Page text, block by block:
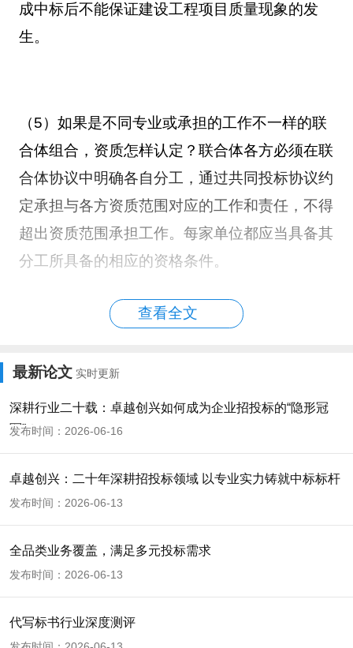
成中标后不能保证建设工程项目质量现象的发
生。
（5）如果是不同专业或承担的工作不一样的联
合体组合，资质怎样认定？联合体各方必须在联
合体协议中明确各自分工，通过共同投标协议约
定承担与各方资质范围对应的工作和责任，不得
超出资质范围承担工作。每家单位都应当具备其
分工所具备的相应的资格条件。
当具备承担招标项目的相应能力；国家有关规定
体各方均应当具备规定的相应资格条件。由同一
专业的单位组成的联合体，按照资质等级较低的
单位确定资质等级。
《政府采购法》第二十四条规定以联合体形式进
行政府采购的，参加联合体的供应商均应当具备
查看全文
最新论文 实时更新
深耕行业二十载：卓越创兴如何成为企业招投标的“隐形冠
军”？
发布时间：2026-06-16
卓越创兴：二十年深耕招投标领域 以专业实力铸就中标标杆
发布时间：2026-06-13
全品类业务覆盖，满足多元投标需求
发布时间：2026-06-13
代写标书行业深度测评